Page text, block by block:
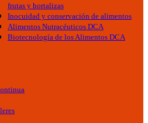
frutas y hortalizas
Inocuidad y conservación de alimentos
Alimentos Nutracéuticos DCA
Biotecnología de los Alimentos DCA